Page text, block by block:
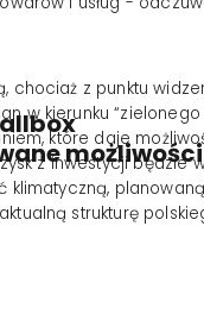
z punktu
w kierunku
które daje
z inwestycji będzie
strukturę